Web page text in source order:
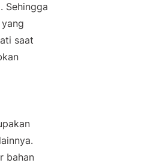
Sehingga
saat
bahan